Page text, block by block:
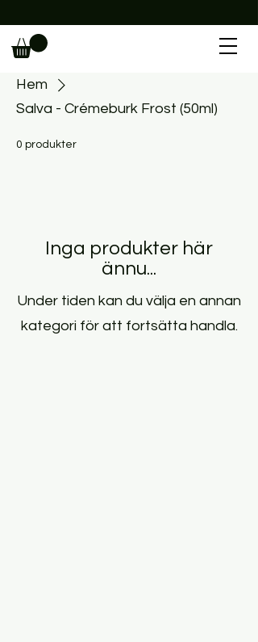
Hem
Salva - Crémeburk Frost (50ml)
0 produkter
Inga produkter här
ännu...
Under tiden kan du välja en annan
kategori för att fortsätta handla.